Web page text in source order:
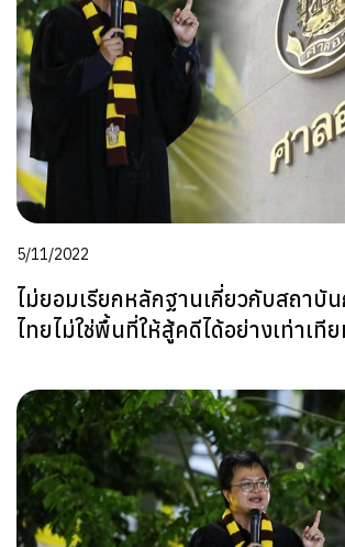
5/11/2022
ไม่ยอมเรียกหลักฐานเกี่ยวกับสถาบั
ไทยไม่ใช่พื้นที่ให้สู้คดีได้อย่างเท่าเที